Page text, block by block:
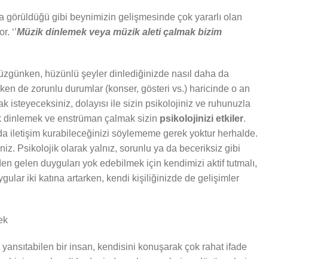
görüldüğü gibi beynimizin gelişmesinde çok yararlı olan
‘’Müzik dinlemek veya müzik aleti çalmak bizim
hüzünlü şeyler dinlediğinizde nasıl daha da
de zorunlu durumlar (konser, gösteri vs.) haricinde o an
isteyeceksiniz, dolayısı ile sizin psikolojiniz ve ruhunuzla
dinlemek ve enstrüman çalmak sizin psikolojinizi etkiler.
iletişim kurabileceğinizi söylememe gerek yoktur herhalde.
Psikolojik olarak yalnız, sorunlu ya da beceriksiz gibi
gelen duyguları yok edebilmek için kendimizi aktif tutmalı,
iki katına artarken, kendi kişiliğinizde de gelişimler
bir insan, kendisini konuşarak çok rahat ifade